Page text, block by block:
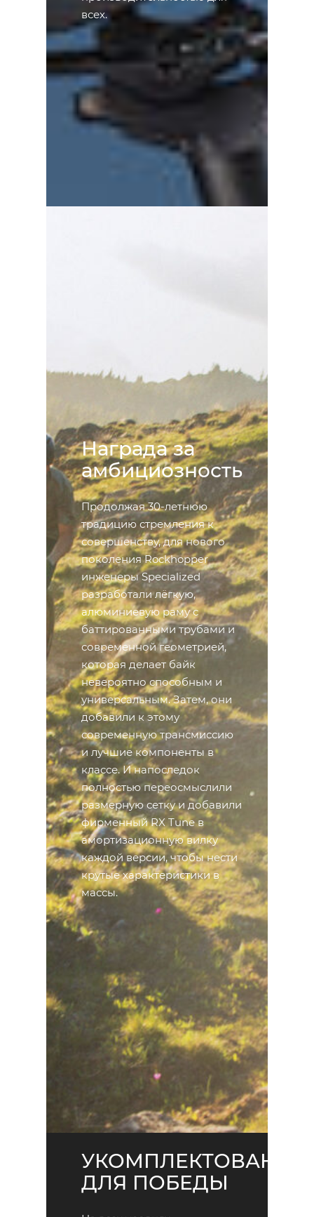
всех.
Награда за
амбициозность
Продолжая 30-летнюю
традицию стремления к
совершенству, для нового
поколения Rockhopper
инженеры Specialized
разработали лёгкую,
алюминиевую раму с
баттированными трубами и
современной геометрией,
которая делает байк
невероятно способным и
универсальным. Затем, они
добавили к этому
современную трансмиссию
и лучшие компоненты в
классе. И напоследок
полностью переосмыслили
размерную сетку и добавили
фирменный RX Tune в
амортизационную вилку
каждой версии, чтобы нести
крутые характеристики в
массы.
УКОМПЛЕКТОВАН
ДЛЯ ПОБЕДЫ